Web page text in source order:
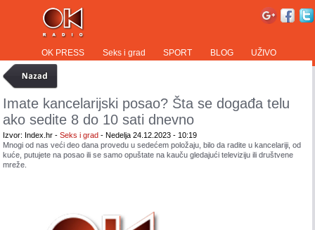
OK PRESS Seks i grad SPORT BLOG UŽIVO
Imate kancelarijski posao? Šta se događa telu
ako sedite 8 do 10 sati dnevno
Izvor: Index.hr -Seks i grad - Nedelja 24.12.2023 - 10:19
Mnogi od nas veći deo dana provedu u sedećem položaju, bilo da radite u kancelariji, od
kuće, putujete na posao ili se samo opuštate na kauču gledajući televiziju ili društvene
mreže.